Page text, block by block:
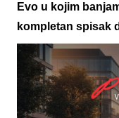
Evo u kojim
kompletan spisak